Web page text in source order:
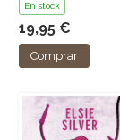
En stock
19,95 €
Comprar